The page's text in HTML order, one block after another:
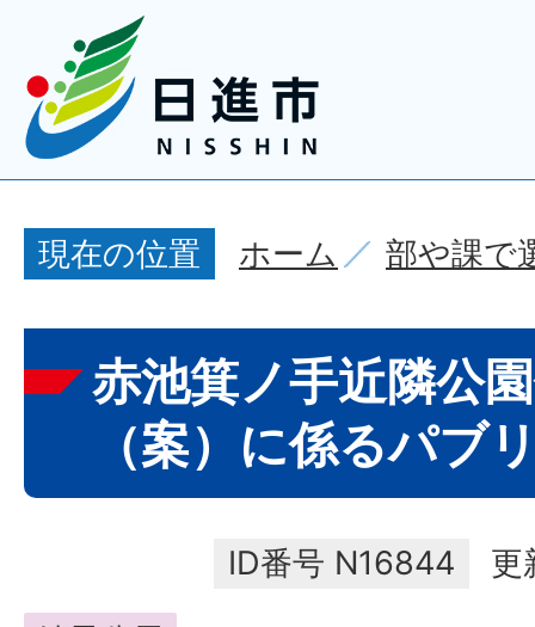
現在の位置 ホーム 部や課で
赤池箕ノ手近隣公
（案）に係るパブ
ID番号 N16844
更